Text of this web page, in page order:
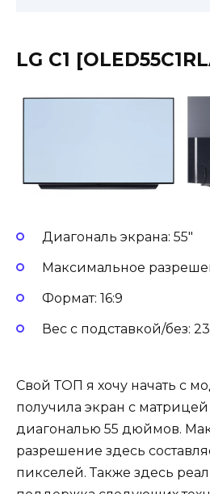
LG C1
Диагональ экрана: 55″
Максимальное
Формат: 16:9
Вес с подставкой/без:
Свой ТОП я хочу начать с
получила экран с матрицей
диагональю 55 дюймов.
разрешение здесь
пикселей. Также здесь